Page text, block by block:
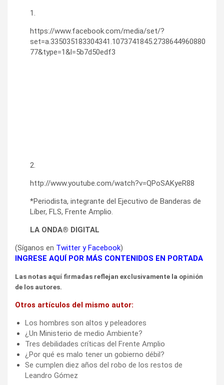
1.
https://www.facebook.com/media/set/?
set=a.335035183304341.1073741845.2738644960880
77&type=1&l=5b7d50edf3
2.
http://www.youtube.com/watch?v=QPoSAKyeR88
*Periodista, integrante del Ejecutivo de Banderas de
Líber, FLS, Frente Amplio.
LA ONDA® DIGITAL
(Síganos en Twitter yFacebook)
INGRESE AQUÍ POR MÁS CONTENIDOS EN PORTADA
Las notas aquí firmadas reflejan exclusivamente la opinión
de los autores.
Otros artículos del mismo autor:
Los hombres son altos y peleadores
¿Un Ministerio de medio Ambiente?
Tres debilidades críticas del Frente Amplio
¿Por qué es malo tener un gobierno débil?
Se cumplen diez años del robo de los restos de
Leandro Gómez